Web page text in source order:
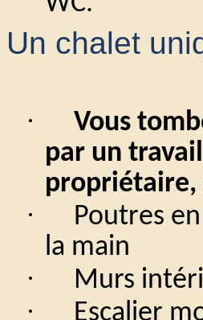
Un chalet
·
Vous
par un
propriétaire,
·
Poutres
la main
· Murs
· Escalier